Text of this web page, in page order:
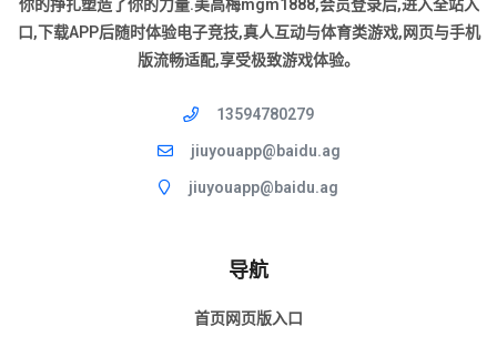
你的挣扎塑造了你的力量.美高梅mgm1888,会员登录后,进入全站入
口,下载APP后随时体验电子竞技,真人互动与体育类游戏,网页与手机
版流畅适配,享受极致游戏体验。
13594780279
jiuyouapp@baidu.ag
jiuyouapp@baidu.ag
导航
首页网页版入口